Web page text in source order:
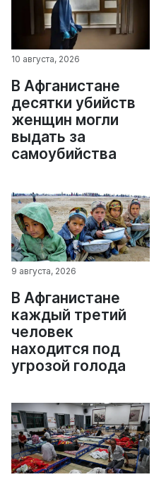
10 августа, 2026
В Афганистане
десятки убийств
женщин могли
выдать за
самоубийства
9 августа, 2026
В Афганистане
каждый третий
человек
находится под
угрозой голода